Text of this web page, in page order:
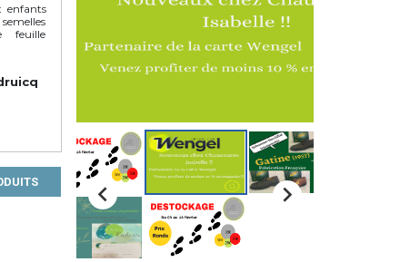
enfants
feuille
 